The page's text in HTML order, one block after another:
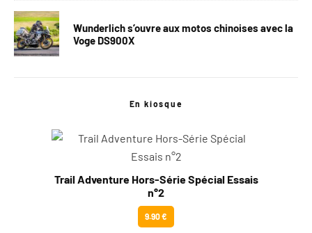
Wunderlich s’ouvre aux motos chinoises avec la
Voge DS900X
En kiosque
Trail Adventure Hors-Série Spécial Essais
n°2
9.90 €